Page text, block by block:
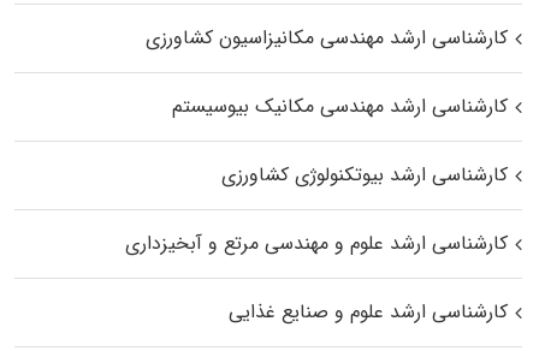
کارشناسی ارشد مهندسی مکانیزاسیون کشاورزی
کارشناسی ارشد مهندسی مکانیک بیوسیستم
کارشناسی ارشد بیوتکنولوژی کشاورزی
کارشناسی ارشد علوم و مهندسی مرتع و آبخیزداری
کارشناسی ارشد علوم و صنایع غذایی